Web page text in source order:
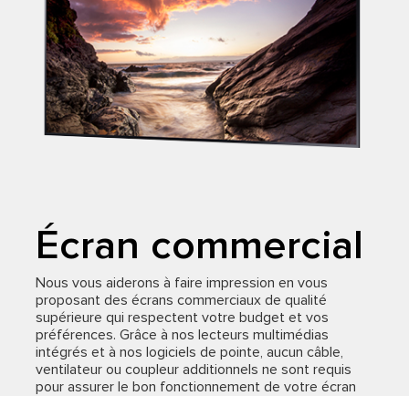
Écran commercial
Nous vous aiderons à faire impression en vous
proposant des écrans commerciaux de qualité
supérieure qui respectent votre budget et vos
préférences. Grâce à nos lecteurs multimédias
intégrés et à nos logiciels de pointe, aucun câble,
ventilateur ou coupleur additionnels ne sont requis
pour assurer le bon fonctionnement de votre écran